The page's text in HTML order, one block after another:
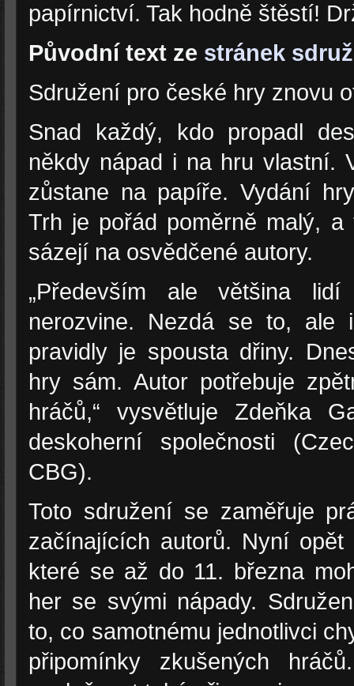
papírnictví. Tak hodně štěstí!
Původní text ze stránek
Sdružení pro české hry znovu
Snad každý, kdo propadl
někdy nápad i na hru vlastní.
zůstane na papíře. Vydání
Trh je pořád poměrně malý, a
sázejí na osvědčené autory.
„Především ale většina
nerozvine. Nezdá se to, ale
pravidly je spousta dřiny.
hry sám. Autor potřebuje
hráčů,“ vysvětluje Zdeňka
deskoherní společnosti
CBG).
Toto sdružení se zaměřuje
začínajících autorů. Nyní opět
které se až do 11. března
her se svými nápady.
to, co samotnému jednotlivci
připomínky zkušených